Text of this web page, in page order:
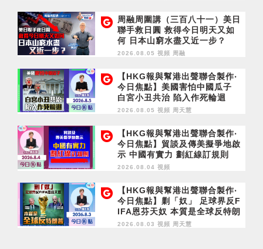
周融周圍講（三百八十一）美日
聯手救日圓 救得今日明天又如
何 日本山窮水盡又近一步？
2026.08.05 視頻 周融
【HKG報與幫港出聲聯合製作‧
今日焦點】美國害怕中國瓜子
白宮小丑共治 陷入作死輪迴
2026.08.05 視頻 周天慧
【HKG報與幫港出聲聯合製作‧
今日焦點】貿談及傳美擬爭地啟
示 中國有實力 劃紅線訂規則
2026.08.04 視頻
【HKG報與幫港出聲聯合製作‧
今日焦點】剿「奴」 足球界反F
IFA恩芬天奴 本質是全球反特朗
普
2026.08.03 視頻 周天慧